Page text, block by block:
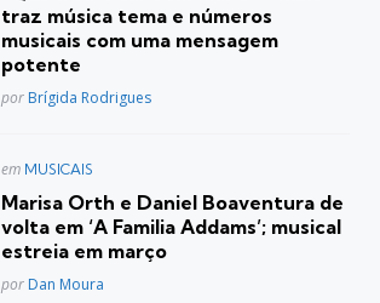
traz música tema e números
musicais com uma mensagem
potente
Posted
por Brígida Rodrigues
Postado
em MUSICAIS
Marisa Orth e Daniel Boaventura de
volta em ‘A Familia Addams’; musical
estreia em março
Posted
por Dan Moura